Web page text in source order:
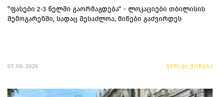
"ფასები 2-3 წელში გაორმაგდება“ - ლოკაციები თბილისის
შემოგარენში, სადაც შესაძლოა, მიწები გაძვირდეს
07. 08. 2026 უძრავი ქონება